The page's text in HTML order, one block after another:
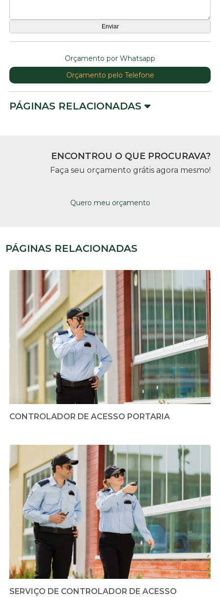
Orçamento por Whatsapp
Orçamento pelo Telefone
PÁGINAS RELACIONADAS
ENCONTROU O QUE PROCURAVA?
Faça seu orçamento grátis agora mesmo!
Quero meu orçamento
PÁGINAS RELACIONADAS
CONTROLADOR DE ACESSO PORTARIA
SERVIÇO DE CONTROLADOR DE ACESSO